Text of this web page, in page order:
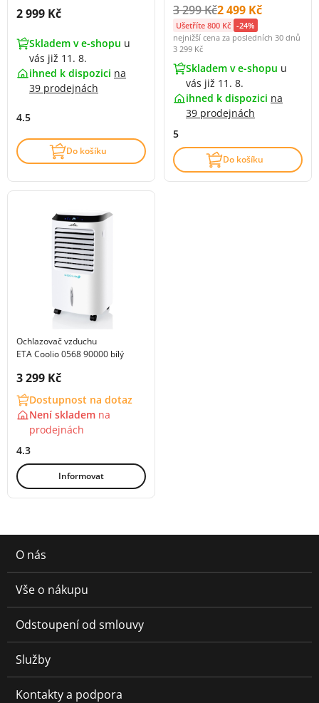
Cena s DPH:
2 999 Kč
Skladem v e-shopu u
vás již 11. 8.
ihned k dispozici na
39 prodejnách
4.5
Do košíku
Původní cena s DPH:
3 299 KčCena s DPH:
2 499 Kč
Ušetříte 800 Kč -24%
nejnižší cena za posledních 30 dnů
3 299 Kč
Skladem v e-shopu u
vás již 11. 8.
ihned k dispozici na
39 prodejnách
5
Do košíku
Ochlazovač vzduchu
ETA Coolio 0568 90000 bílý
Cena s DPH:
3 299 Kč
Dostupnost na dotaz
Není skladem na
prodejnách
4.3
Informovat
O nás
Vše o nákupu
Odstoupení od smlouvy
Služby
Kontakty a podpora